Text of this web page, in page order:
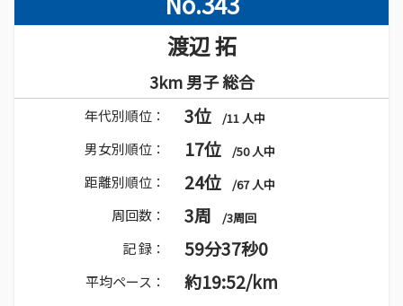
渡辺 拓
3km 男子 総合
年代別順位： 3位 /11 人中
男女別順位： 17位 /50 人中
距離別順位： 24位 /67 人中
周回数： 3周 /3周回
記 録： 59分37秒0
平均ペース： 約19:52/km